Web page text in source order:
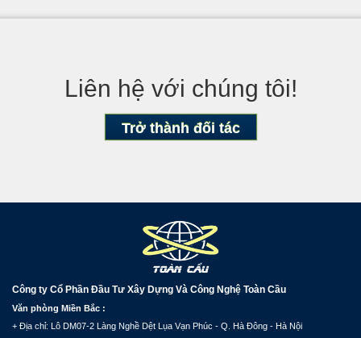
Liên hệ với chúng tôi!
Trở thành đối tác
Công ty Cổ Phần Đầu Tư Xây Dựng Và Công Nghệ Toàn Cầu
Văn phòng Miền Bắc :
+ Địa chỉ: Lô DM07-2 Làng Nghề Dệt Lụa Vạn Phúc - Q. Hà Đông - Hà Nội